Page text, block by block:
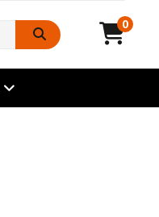
0
odprt meni